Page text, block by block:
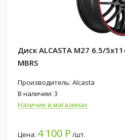
Диск ALCASTA M27 6.5/
MBRS
Производитель: Alcasta
В наличии: 3
Наличие в магазинах
Цена: 4 100 Р /шт.